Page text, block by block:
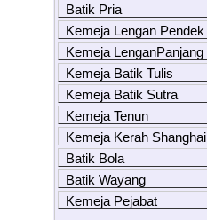
Batik Pria
Kemeja Lengan Pendek
Kemeja LenganPanjang
Kemeja Batik Tulis
Kemeja Batik Sutra
Kemeja Tenun
Kemeja Kerah Shanghai
Batik Bola
Batik Wayang
Kemeja Pejabat